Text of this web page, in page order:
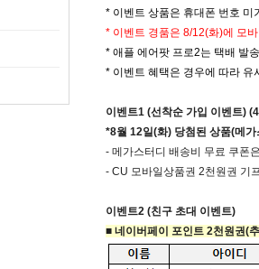
* 이벤트 상품은 휴대폰 번호 미
* 이벤트 경품은 8/12(화)에 모
* 애플 에어팟 프로2는 택배 발
* 이벤트 혜택은 경우에 따라 유
이벤트1 (선착순 가입 이벤트)
*8월 12일(화) 당첨된 상품(메
- 메가스터디 배송비 무료 쿠폰
- CU 모바일상품권 2천원권 기
이벤트2 (친구 초대 이벤트)
■ 네이버페이 포인트 2천원권(